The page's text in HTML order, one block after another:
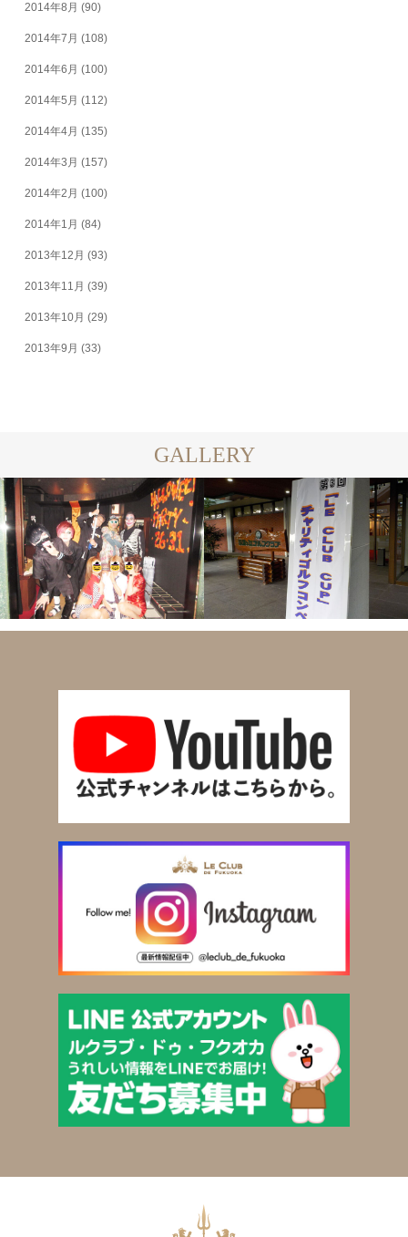
2014年8月 (90)
2014年7月 (108)
2014年6月 (100)
2014年5月 (112)
2014年4月 (135)
2014年3月 (157)
2014年2月 (100)
2014年1月 (84)
2013年12月 (93)
2013年11月 (39)
2013年10月 (29)
2013年9月 (33)
GALLERY